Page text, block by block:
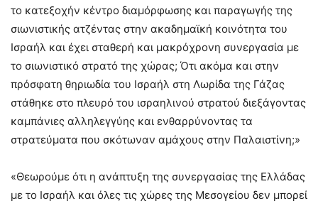
το κατεξοχήν κέντρο διαμόρφωσης και παραγωγής της
σιωνιστικής ατζέντας στην ακαδημαϊκή κοινότητα του
Ισραήλ και έχει σταθερή και μακρόχρονη συνεργασία με
το σιωνιστικό στρατό της χώρας; Ότι ακόμα και στην
πρόσφατη θηριωδία του Ισραήλ στη Λωρίδα της Γάζας
στάθηκε στο πλευρό του ισραηλινού στρατού διεξάγοντας
καμπάνιες αλληλεγγύης και ενθαρρύνοντας τα
στρατεύματα που σκότωναν αμάχους στην Παλαιστίνη;»
«Θεωρούμε ότι η ανάπτυξη της συνεργασίας της Ελλάδας
με το Ισραήλ και όλες τις χώρες της Μεσογείου δεν μπορεί